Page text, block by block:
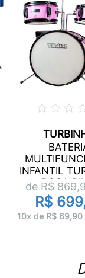
INFANTIL
ROSA
de R$
R$
10x de R$ 69,90